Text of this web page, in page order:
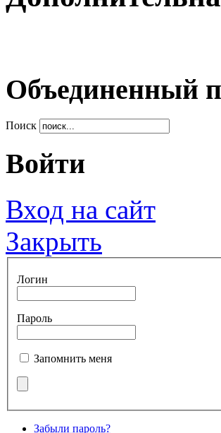
Объединенный
Поиск
Войти
Вход на сайт
Закрыть
Логин
Пароль
Запомнить меня
Забыли пароль?